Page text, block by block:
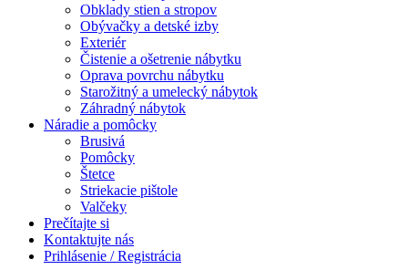
Obklady stien a stropov
Obývačky a detské izby
Exteriér
Čistenie a ošetrenie nábytku
Oprava povrchu nábytku
Starožitný a umelecký nábytok
Záhradný nábytok
Náradie a pomôcky
Brusivá
Pomôcky
Štetce
Striekacie pištole
Valčeky
Prečítajte si
Kontaktujte nás
Prihlásenie / Registrácia